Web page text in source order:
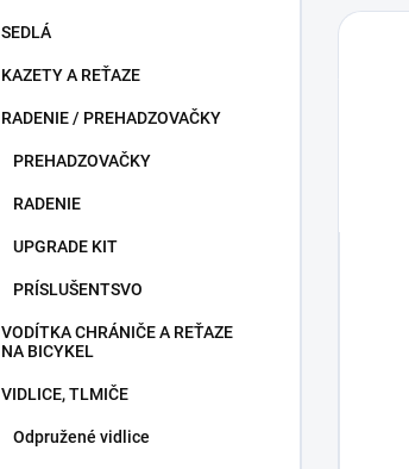
SEDLÁ
KAZETY A REŤAZE
RADENIE / PREHADZOVAČKY
PREHADZOVAČKY
RADENIE
UPGRADE KIT
PRÍSLUŠENTSVO
VODÍTKA CHRÁNIČE A REŤAZE
NA BICYKEL
VIDLICE, TLMIČE
Odpružené vidlice